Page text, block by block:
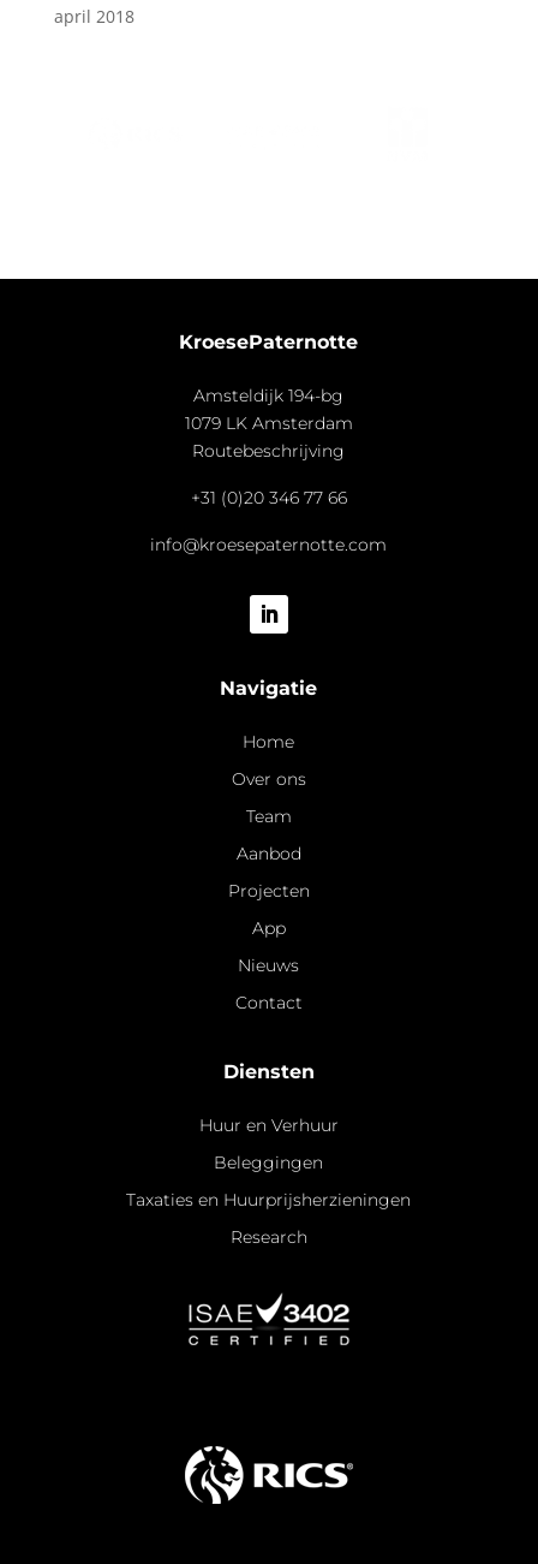
april 2018
KroesePaternotte
Amsteldijk 194-bg
1079 LK Amsterdam
Routebeschrijving
+31 (0)20 346 77 66
info@kroesepaternotte.com
Navigatie
Home
Over ons
Team
Aanbod
Projecten
App
Nieuws
Contact
Diensten
Huur en Verhuur
Beleggingen
Taxaties en Huurprijsherzieningen
Research